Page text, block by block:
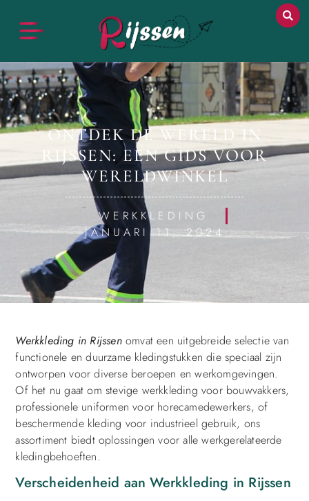
ONTDEK DE WERELD IN
RIJSSEN: EEN GIDS VOOR
WERELDWINKEL
WERKKLEDING
JANUARI 11, 2024
Werkkleding in Rijssenomvat een uitgebreide selectie van
functionele en duurzame kledingstukken die speciaal zijn
ontworpen voor diverse beroepen en werkomgevingen.
Of het nu gaat om stevige werkkleding voor bouwvakkers,
professionele uniformen voor horecamedewerkers, of
beschermende kleding voor industrieel gebruik, ons
assortiment biedt oplossingen voor alle werkgerelateerde
kledingbehoeften.
Verscheidenheid aan Werkkleding in Rijssen